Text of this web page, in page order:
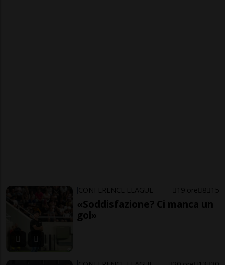
CONFERENCE LEAGUE 19 ore 8 15
«Soddisfazione? Ci manca un
gol»